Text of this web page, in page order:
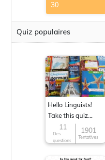
30
Quiz populaires
Hello Linguists!
Take this quiz
now!11
Des
questions
1901
Tentatives